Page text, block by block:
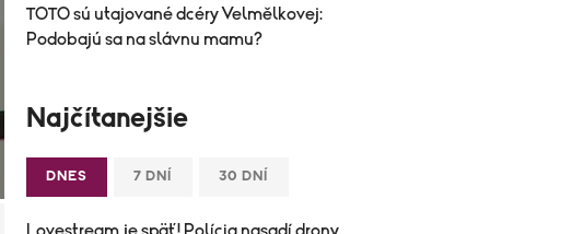
TOTO sú utajované dcéry Velmělkovej:
Podobajú sa na slávnu mamu?
Najčítanejšie
DNES 7 DNÍ 30 DNÍ